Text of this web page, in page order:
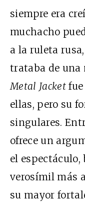
siempre era
muchacho
a la ruleta
trataba de una
Metal Jacket
ellas, pero su
singulares.
ofrece un
el espectáculo,
verosímil más
su mayor